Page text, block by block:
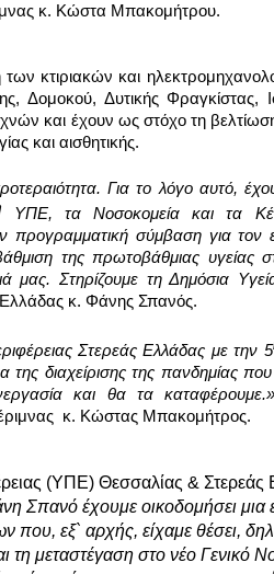
κ. Κώστα Μπακομήτρου.
κτιριακών και
, Δομοκού, Δυτικής Φραγκίστας,
και έχουν ως στόχο τη
και αισθητικής.
Για το λόγο αυτό,
ΥΠΕ, τα Νοσοκομεία και τα
προγραμματική σύμβαση για τον
της πρωτοβάθμιας υγείας
Στηρίζουμε τη Δημόσια
Ελλάδας κ. Φάνης Σπανός.
Στερεάς Ελλάδας με την 5
διαχείρισης της πανδημίας
και θα τα καταφέρουμε.»
κ. Κώστας Μπακομήτρος.
(ΥΠΕ) Θεσσαλίας & Στερεάς
Σπανό έχουμε οικοδομήσει μια
που, εξ` αρχής, είχαμε θέσει,
τη μεταστέγαση στο νέο Γενικό